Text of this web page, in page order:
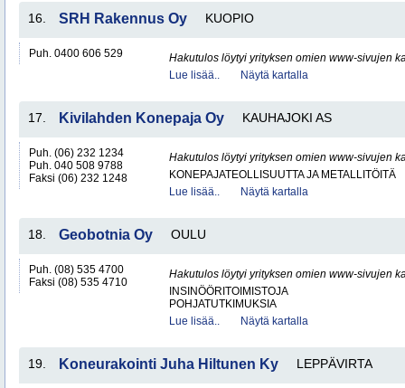
16. SRH Rakennus Oy KUOPIO
Puh. 0400 606 529
Hakutulos löytyi yrityksen omien www-sivujen
Lue lisää..
Näytä kartalla
17. Kivilahden Konepaja Oy KAUHAJOKI AS
Puh. (06) 232 1234
Puh. 040 508 9788
Faksi (06) 232 1248
Hakutulos löytyi yrityksen omien www-sivujen
KONEPAJATEOLLISUUTTA JA METALLITÖITÄ
Lue lisää..
Näytä kartalla
18. Geobotnia Oy OULU
Puh. (08) 535 4700
Faksi (08) 535 4710
Hakutulos löytyi yrityksen omien www-sivujen
INSINÖÖRITOIMISTOJA
POHJATUTKIMUKSIA
Lue lisää..
Näytä kartalla
19. Koneurakointi Juha Hiltunen Ky LEPPÄVIRTA